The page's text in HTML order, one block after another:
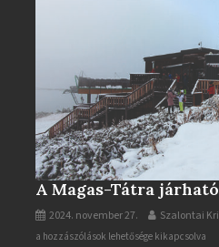
A Magas-Tátra
2024. november 27. Szalontai
Aa hozzászólások lehetősége kikapcsolva